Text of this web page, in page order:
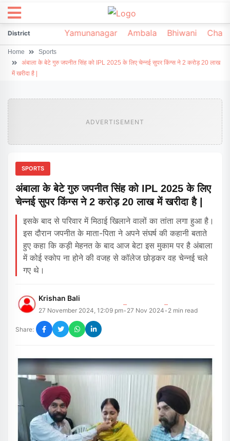
DistrictSonipat Yamunanagar Ambala Bhiwani
Home
Sports
अंबाला के बेटे गुरु जपनीत सिंह को IPL 2025 के लिए चेन्नई सुपर किंग्स ने 2 करोड़ 20 लाख
में खरीदा है |
ADVERTISEMENT
SPORTS
अंबाला के बेटे गुरु जपनीत सिंह को IPL 2025 के लिए
चेन्नई सुपर किंग्स ने 2 करोड़ 20 लाख में खरीदा है |
इसके बाद से परिवार में मिठाई खिलाने वालों का तांता लगा हुआ है।
इस दौरान जपनीत के माता-पिता ने अपने संघर्ष की कहानी बताते
हुए कहा कि कड़ी मेहनत के बाद आज बेटा इस मुकाम पर है अंबाला
में कोई स्कोप ना होने की वजह से कॉलेज छोड़कर वह चेन्नई चले
गए थे।
Krishan Bali
27 November 2024, 12:09 pm• 27 Nov 2024• 2 min read
Share: